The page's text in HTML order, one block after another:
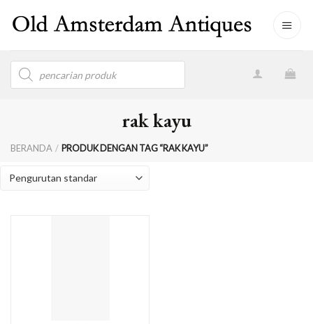
Products
search
rak kayu
BERANDA / PRODUK DENGAN TAG “RAK KAYU”